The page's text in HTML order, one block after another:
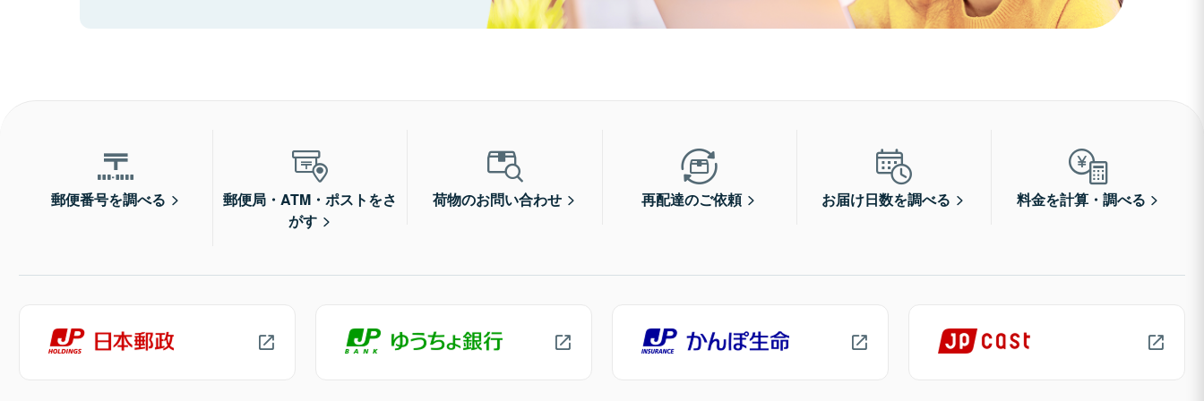
郵便番号を調べる
郵便局・ATM・ポストをさ
がす
荷物のお問い合わせ 再配達のご依頼 お届け日数を調べる 料金を計算・調べる